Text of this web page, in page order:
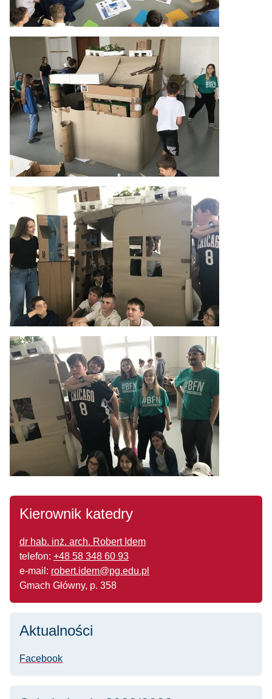
Kierownik katedry
dr hab. inż. arch. Robert Idem
telefon: +48 58 348 60 93
e-mail: robert.idem@pg.edu.pl
Gmach Główny, p. 358
Aktualności
Facebook